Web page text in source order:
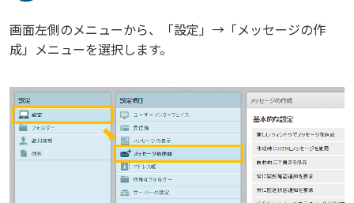
画面左側のメニューから、「設定」→「メッセージの作
成」メニューを選択します。